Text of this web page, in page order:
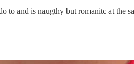
to and is naugthy but romanitc at the